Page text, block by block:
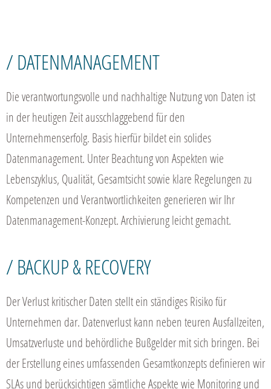
/ DATENMANAGEMENT
Die verantwortungsvolle und nachhaltige Nutzung von Daten ist
in der heutigen Zeit ausschlaggebend für den
Unternehmenserfolg. Basis hierfür bildet ein solides
Datenmanagement. Unter Beachtung von Aspekten wie
Lebenszyklus, Qualität, Gesamtsicht sowie klare Regelungen zu
Kompetenzen und Verantwortlichkeiten generieren wir Ihr
Datenmanagement-Konzept. Archivierung leicht gemacht.
/ BACKUP & RECOVERY
Der Verlust kritischer Daten stellt ein ständiges Risiko für
Unternehmen dar. Datenverlust kann neben teuren Ausfallzeiten,
Umsatzverluste und behördliche Bußgelder mit sich bringen. Bei
der Erstellung eines umfassenden Gesamtkonzepts definieren wir
SLAs und berücksichtigen sämtliche Aspekte wie Monitoring und